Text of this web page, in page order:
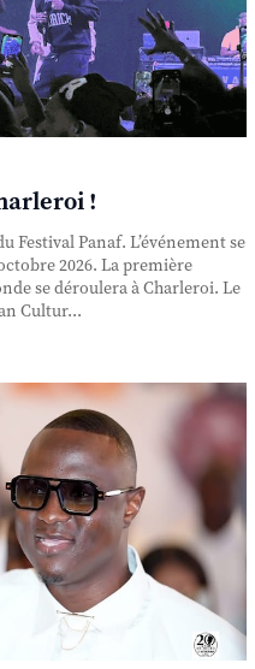
!
Festival Panaf. L’événement se
2026. La première
se déroulera à Charleroi. Le
Cultur...